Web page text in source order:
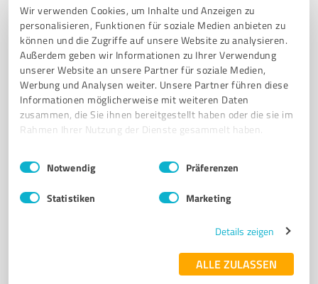
Wir verwenden Cookies, um Inhalte und Anzeigen zu
personalisieren, Funktionen für soziale Medien anbieten zu
können und die Zugriffe auf unsere Website zu analysieren.
Außerdem geben wir Informationen zu Ihrer Verwendung
unserer Website an unsere Partner für soziale Medien,
Werbung und Analysen weiter. Unsere Partner führen diese
Informationen möglicherweise mit weiteren Daten
zusammen, die Sie ihnen bereitgestellt haben oder die sie im
Rahmen Ihrer Nutzung der Dienste gesammelt haben.
Impressum Datenschutzbestimmungen
Einwilligungsauswahl
Notwendig Präferenzen
Statistiken Marketing
Details zeigen
ALLE ZULASSEN
ELEKTROGERÄTE ELEKTROTECHNISCHE AUSRÜSTUNG KOMPONENTEN
BAUTEILE BAUGRUPPEN LEUCHTMITTEL RECHTSKONFORMITÄT
EUROPÄISCHE RICHTLINIEN HERSTELLER BALTMANNSWEILER
INNOVATIVE LÖSUNGEN KUNDENZUFRIEDENHEIT
Blumenstraße 22, 73666 Baltmannsweiler
www.icproducts.de
5,00 / 5,00